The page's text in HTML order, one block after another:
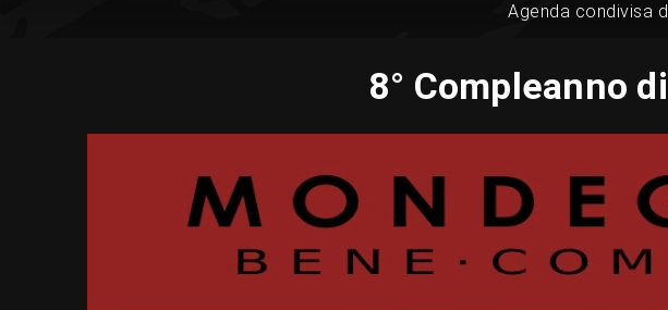
Agenda condivisa
8° Compleanno